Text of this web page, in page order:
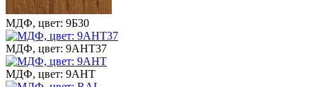
МДФ, цвет: 9Б30
МДФ, цвет: 9АНТ37
МДФ, цвет: 9АНТ